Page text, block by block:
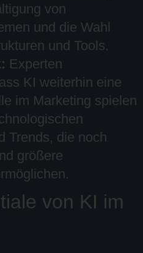
von
und die Wahl
und Tools.
Experten
KI weiterhin eine
im Marketing spielen
Trends, die noch
größere
von KI im